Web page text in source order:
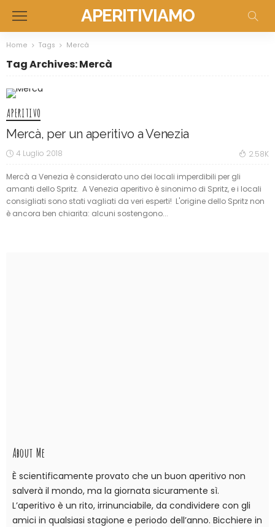
APERITIVIAMO
Home Tags Mercà
Tag Archives: Mercà
APERITIVO
Mercà, per un aperitivo a Venezia
4 Luglio 2018 2.58K
Mercà a Venezia è considerato uno dei locali imperdibili per gli
amanti dello Spritz. A Venezia aperitivo è sinonimo di Spritz, e i locali
consigliati sono stati vagliati da veri esperti! L'origine dello Spritz non
è ancora ben chiarita: alcuni sostengono...
About Me
È scientificamente provato che un buon aperitivo non
salverà il mondo, ma la giornata sicuramente sì.
L’aperitivo è un rito, irrinunciabile, da condividere con gli
amici in qualsiasi stagione e periodo dell’anno. Bicchiere in